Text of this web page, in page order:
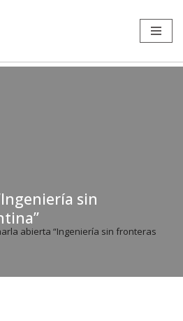
sin
abierta “Ingeniería sin fronteras